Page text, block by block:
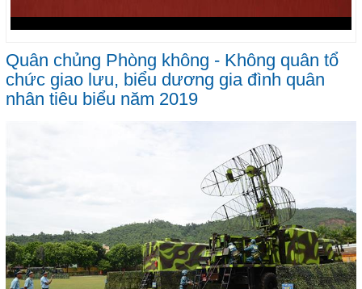
Quân chủng Phòng không - Không quân tổ
chức giao lưu, biểu dương gia đình quân
nhân tiêu biểu năm 2019